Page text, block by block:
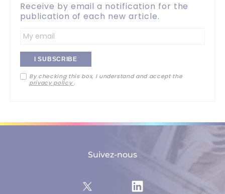
Receive by email a notification for the
publication of each new article.
Entrez
votre
adresse
By checking this box, I understand and accept the
privacy policy.
Suivez-nous